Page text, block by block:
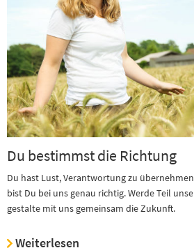
Du bestimmst die Richtung
Du hast Lust, Verantwortung zu
bist Du bei uns genau richtig. Werde Teil
gestalte mit uns gemeinsam die Zukunft.
Weiterlesen